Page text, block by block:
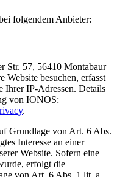
folgendem Anbieter:
Str. 57, 56410 Montabaur
Website besuchen, erfasst
Ihrer IP-Adressen. Details
von IONOS:
.
Grundlage von Art. 6 Abs.
Interesse an einer
Website. Sofern eine
erfolgt die
von Art. 6 Abs. 1 lit. a